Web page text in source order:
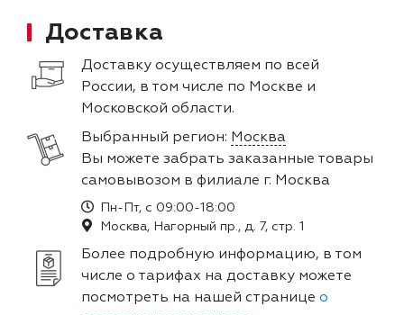
Доставка
Доставку осуществляем по всей
России, в том числе по Москве и
Московской области.
Выбранный регион: Москва
Вы можете забрать заказанные товары
самовывозом в филиале г. Москва
Пн-Пт, с 09:00-18:00
Москва, Нагорный пр., д. 7, стр. 1
Более подробную информацию, в том
числе о тарифах на доставку можете
посмотреть на нашей странице о